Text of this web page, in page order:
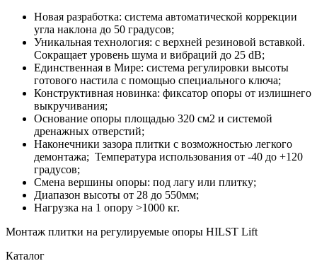
Новая разработка: система автоматической коррекции
угла наклона до 50 градусов;
Уникальная технология: с верхней резиновой вставкой.
Сокращает уровень шума и вибраций до 25 dB;
Единственная в Мире: система регулировки высоты
готового настила с помощью специального ключа;
Конструктивная новинка: фиксатор опоры от излишнего
выкручивания;
Основание опоры площадью 320 см2 и системой
дренажных отверстий;
Наконечники зазора плитки с возможностью легкого
демонтажа; Температура использования от -40 до +120
градусов;
Смена вершины опоры: под лагу или плитку;
Диапазон высоты от 28 до 550мм;
Нагрузка на 1 опору >1000 кг.
Монтаж плитки на регулируемые опоры HILST Lift
Каталог